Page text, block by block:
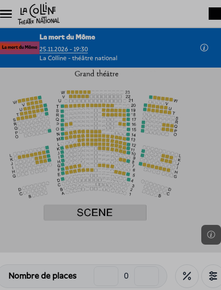
Aller au contenu principal
La mort du Môme
25.11.2026 - 19:30
La Colline - théâtre national
Nombre de places